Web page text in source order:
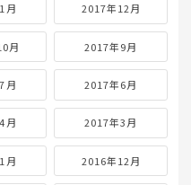
月 2017年12月
月 2017年9月
月 2017年6月
月 2017年3月
月 2016年12月